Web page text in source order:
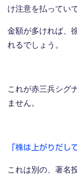
け注意を払ってい
金額が多ければ、
れるでしょう。
これが赤三兵シグ
ません。
「株は上がりだし
これは別の、著名